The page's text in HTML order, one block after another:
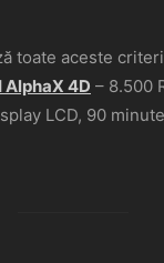
toate aceste
AlphaX 4D – 8.500
LCD, 90